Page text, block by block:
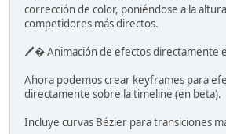
corrección de color, poniéndose a la
competidores más directos.
🖊� Animación de efectos directamente
Ahora podemos crear keyframes para
directamente sobre la timeline (en beta).
Incluye curvas Bézier para transiciones